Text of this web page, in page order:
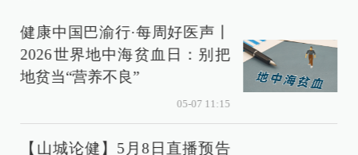
健康中国巴渝行·每周好医声丨
2026世界地中海贫血日：别把
地贫当“营养不良”
05-07 11:15
【山城论健】5月8日直播预告